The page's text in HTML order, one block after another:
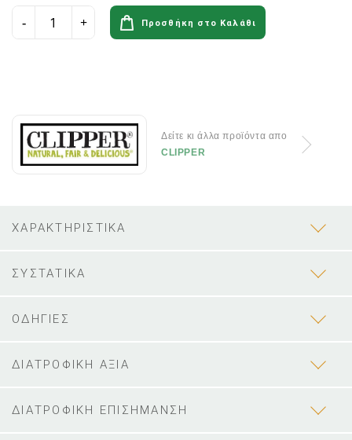
Προσθήκη στο Καλάθι
Δείτε κι άλλα προϊόντα απο
CLIPPER
ΧΑΡΑΚΤΗΡΙΣΤΙΚΑ
ΣΥΣΤΑΤΙΚΑ
ΟΔΗΓΙΕΣ
ΔΙΑΤΡΟΦΙΚΗ ΑΞΙΑ
ΔΙΑΤΡΟΦΙΚΗ ΕΠΙΣΗΜΑΝΣΗ